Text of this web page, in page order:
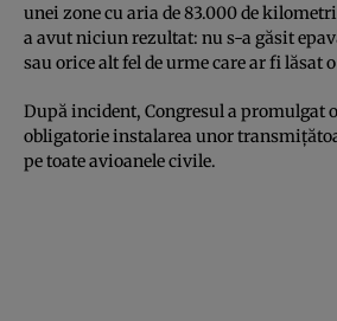
unei zone cu aria de 83.000 de
a avut niciun rezultat: nu s-a găsit
sau orice alt fel de urme care ar fi lăsat
După incident, Congresul a promulgat o
obligatorie instalarea unor
pe toate avioanele civile.